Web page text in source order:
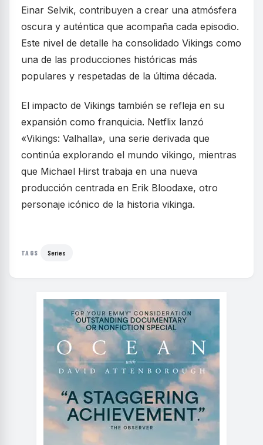
Einar Selvik, contribuyen a crear una atmósfera
oscura y auténtica que acompaña cada episodio.
Este nivel de detalle ha consolidado Vikings como
una de las producciones históricas más
populares y respetadas de la última década.
El impacto de Vikings también se refleja en su
expansión como franquicia. Netflix lanzó
«Vikings: Valhalla», una serie derivada que
continúa explorando el mundo vikingo, mientras
que Michael Hirst trabaja en una nueva
producción centrada en Erik Bloodaxe, otro
personaje icónico de la historia vikinga.
TAGS Series